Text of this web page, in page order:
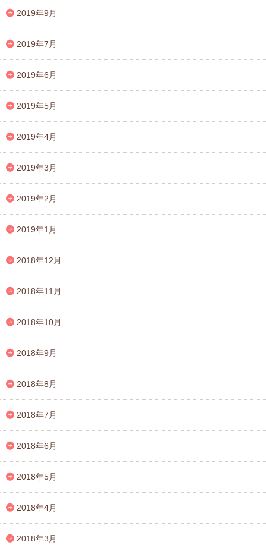
2019年9月
2019年7月
2019年6月
2019年5月
2019年4月
2019年3月
2019年2月
2019年1月
2018年12月
2018年11月
2018年10月
2018年9月
2018年8月
2018年7月
2018年6月
2018年5月
2018年4月
2018年3月